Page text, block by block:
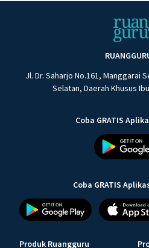
Jl. Dr. Saharjo No.161, Manggarai
Selatan, Daerah Khusus
Coba GRATIS
Coba GRATIS
Produk Ruangguru